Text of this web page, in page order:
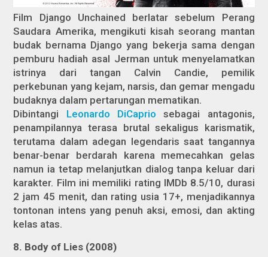
Film Django Unchained berlatar sebelum Perang
Saudara Amerika, mengikuti kisah seorang mantan
budak bernama Django yang bekerja sama dengan
pemburu hadiah asal Jerman untuk menyelamatkan
istrinya dari tangan Calvin Candie, pemilik
perkebunan yang kejam, narsis, dan gemar mengadu
budaknya dalam pertarungan mematikan.
Dibintangi Leonardo DiCaprio sebagai antagonis,
penampilannya terasa brutal sekaligus karismatik,
terutama dalam adegan legendaris saat tangannya
benar-benar berdarah karena memecahkan gelas
namun ia tetap melanjutkan dialog tanpa keluar dari
karakter. Film ini memiliki rating IMDb 8.5/10, durasi
2 jam 45 menit, dan rating usia 17+, menjadikannya
tontonan intens yang penuh aksi, emosi, dan akting
kelas atas.
8. Body of Lies (2008)